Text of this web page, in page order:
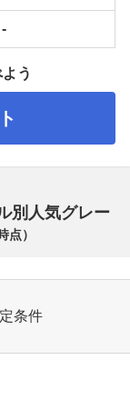
-
う
別人気グレー
点）
条件